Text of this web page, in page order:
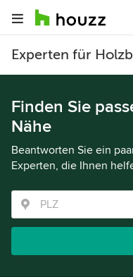
Experten für
Finden Sie
Nähe
Beantworten Sie ein
Experten, die Ihnen